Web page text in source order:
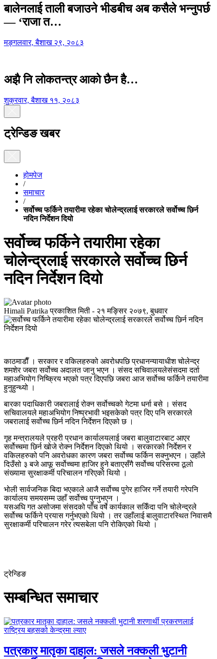
बालेनलाई ताली बजाउने भीडबीच अब कसैले भन्नुपर्छ
— ‘राजा त…
मङ्गलवार, बैशाख २९, २०८३
अझै नि लोकतन्त्र आको छैन है…
शुक्रवार, बैशाख ११, २०८३
ट्रेन्डिङ खबर
होमपेज
/
समाचार
/
सर्वोच्च फर्किने तयारीमा रहेका चोलेन्द्रलाई सरकारले सर्वोच्च छिर्न
नदिन निर्देशन दियो
सर्वोच्च फर्किने तयारीमा रहेका
चोलेन्द्रलाई सरकारले सर्वोच्च छिर्न
नदिन निर्देशन दियो
Himali Patrika प्रकाशित मिती - २१ मङ्सिर २०७९, बुधवार
काठमाडाैँ । सरकार र वकिलहरुको अवरोधपछि प्रधानन्यायाधीश चोलेन्द्र
शमशेर जबरा सर्वोच्च अदालत जानु भएन । संसद सचिवालयलेसंसदमा दर्ता
महाअभियोग निष्क्रिय भएको पत्र दिएपछि जबरा आज सर्वोच्च फर्किने तयारीमा
हुनुहुन्थ्यो ।
बारका पदाधिकारी जबरालाई रोक्न सर्वोच्चको गेटमा धर्ना बसे । संसद
सचिवालयले महाअभियोग निष्प्रभावी भइसकेको पत्र दिए पनि सरकारले
जबरालाई सर्वोच्च छिर्न नदिन निर्देशन दिएको छ ।
गृह मन्त्रालयले प्रहरी प्रधान कार्यालयलाई जबरा बालुवाटारबाट आएर
सर्वोच्चमा छिर्न खोजे रोक्न निर्देशन दिएको थियो । सरकारको निर्देशन र
वकिलहरुको पनि अवरोधका कारण जबरा सर्वोच्च फर्किन सक्नुभएन । उहाँले
दिउँसो ३ बजे आफू सर्वोच्चमा हाजिर हुने बताएसँगै सर्वोच्च परिसरमा ठूलो
संख्यामा सुरक्षाकर्मी परिचालन गरिएको थियो ।
भोली सार्वजनिक बिदा भएकाले आजै सर्वोच्च पुगेर हाजिर गर्ने तयारी गरेपनि
कार्यालय समयसम्म उहाँ सर्वोच्च पुग्नुभएन ।
यसअघि गत असोजमा संसदको पाँच वर्षे कार्यकाल सकिँदा पनि चोलेन्द्रले
सर्वोच्च फर्किने प्रयास गर्नुभएको थियो । तर उहाँलाई बालुवाटारस्थित निवासमै
सुरक्षाकर्मी परिचालन गरेर त्यसबेला पनि रोकिएको थियो ।
ट्रेन्डिङ
सम्बन्धित समाचार
पत्रकार मातृका दाहाल: जसले नक्कली भुटानी